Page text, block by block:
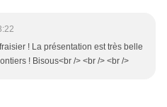
! La présentation est très belle
! Bisous<br /> <br /> <br />